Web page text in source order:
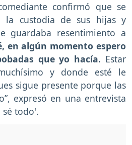
confirmó que se
la custodia de sus hijas y
guardaba resentimiento a
en algún momento espero
que yo hacía. Estar
y donde esté le
sigue presente porque las
expresó en una entrevista
todo'.